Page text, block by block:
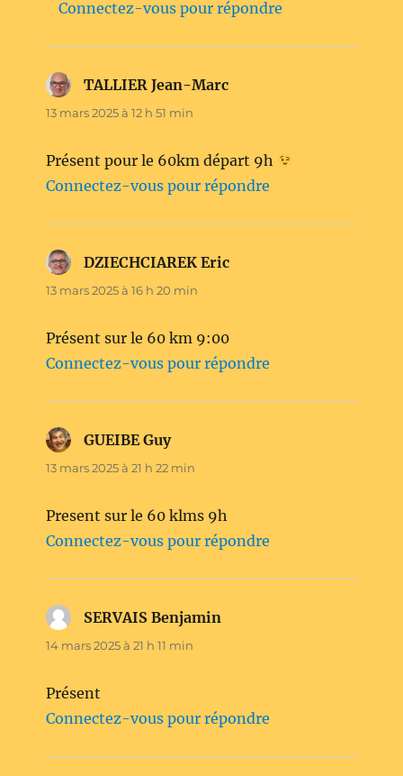
Connectez-vous pour répondre
TALLIER Jean-Marc
13 mars 2025 à 12 h 51 min
Présent pour le 60km départ 9h
Connectez-vous pour répondre
DZIECHCIAREK Eric
13 mars 2025 à 16 h 20 min
Présent sur le 60 km 9:00
Connectez-vous pour répondre
GUEIBE Guydit :
13 mars 2025 à 21 h 22 min
Present sur le 60 klms 9h
Connectez-vous pour répondre
SERVAIS Benjamin
14 mars 2025 à 21 h 11 min
Présent
Connectez-vous pour répondre